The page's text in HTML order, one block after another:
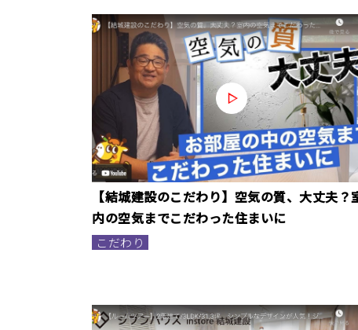
【結城建設のこだわり】空気の質、大丈夫？
内の空気までこだわった住まいに
こだわり